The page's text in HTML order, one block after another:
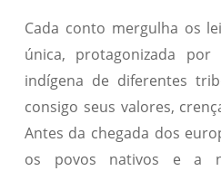
Cada conto mergulha os
única, protagonizada
indígena de diferentes
consigo seus valores,
Antes da chegada dos
os povos nativos e a